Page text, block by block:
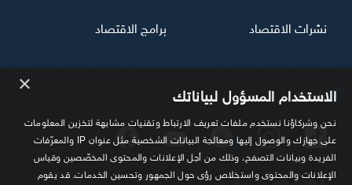
تابعنا
نشرات الاقتصاد برامج الاقتصاد
× الاستخدام المسؤول لبياناتك
نحن وشركاؤنا نستخدم ملفات تعريف الارتباط وتقنيات مشابهة لتخزين المعلومات
على جهازك والوصول إليها ومعالجة البيانات الشخصية مثل عنوان IP والمعرّفات
الفريدة وبيانات التصفح، وذلك من أجل الإعلانات والمحتوى المخصّصين وقياس
الإعلانات والمحتوى واستخلاص رؤى حول الجمهور وتحسين الخدمات. قد يقوم